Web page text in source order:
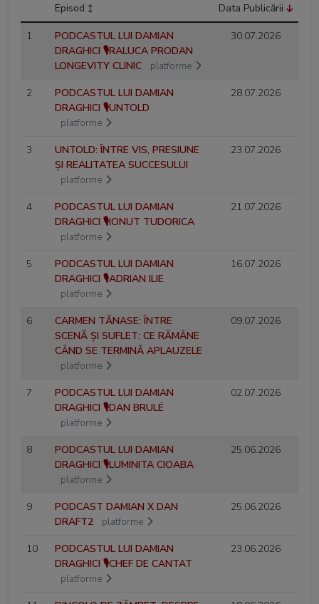
Episod Data Publicării
1
PODCASTUL LUI DAMIAN
DRAGHICI 🎙️RALUCA PRODAN
LONGEVITY CLINIC
platforme
30.07.2026
2
PODCASTUL LUI DAMIAN
DRAGHICI 🎙️UNTOLD
platforme
28.07.2026
3
UNTOLD: ÎNTRE VIS, PRESIUNE
ȘI REALITATEA SUCCESULUI
platforme
23.07.2026
4
PODCASTUL LUI DAMIAN
DRAGHICI 🎙️IONUT TUDORICA
platforme
21.07.2026
5
PODCASTUL LUI DAMIAN
DRAGHICI 🎙️ADRIAN ILIE
platforme
16.07.2026
6
CARMEN TĂNASE: ÎNTRE
SCENĂ ȘI SUFLET: CE RĂMÂNE
CÂND SE TERMINĂ APLAUZELE
platforme
09.07.2026
7
PODCASTUL LUI DAMIAN
DRAGHICI 🎙️DAN BRULÉ
platforme
02.07.2026
8
PODCASTUL LUI DAMIAN
DRAGHICI 🎙️LUMINITA CIOABA
platforme
25.06.2026
9
PODCAST DAMIAN X DAN
DRAFT2
platforme
25.06.2026
10
PODCASTUL LUI DAMIAN
DRAGHICI 🎙️CHEF DE CANTAT
platforme
23.06.2026